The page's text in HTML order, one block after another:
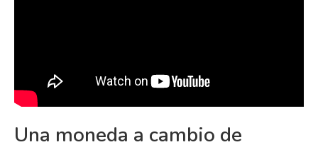
Una moneda a cambio de